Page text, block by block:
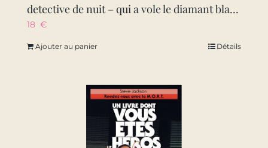
detective de nuit – qui a vole le diamant blanc ? – avec lampe magique
18 €
Ajouter au panier Détails